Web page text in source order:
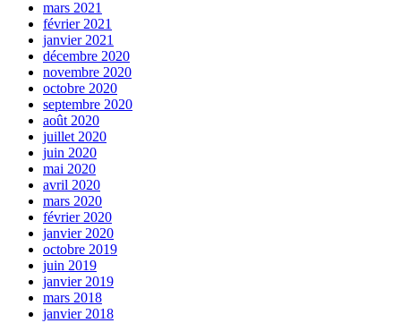
mars 2021
février 2021
janvier 2021
décembre 2020
novembre 2020
octobre 2020
septembre 2020
août 2020
juillet 2020
juin 2020
mai 2020
avril 2020
mars 2020
février 2020
janvier 2020
octobre 2019
juin 2019
janvier 2019
mars 2018
janvier 2018